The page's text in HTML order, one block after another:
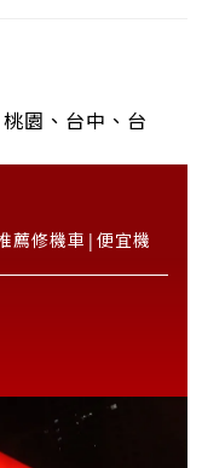
園、台中、台
薦修機車|便宜機